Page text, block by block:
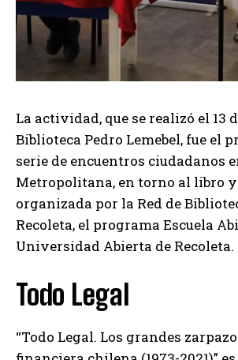
La actividad, que se realizó el 13
Biblioteca Pedro Lemebel, fue el
serie de encuentros ciudadanos
Metropolitana, en torno al libro
organizada por la Red de
Recoleta, el programa Escuela
Universidad Abierta de Recoleta.
Todo Legal
“Todo Legal. Los grandes